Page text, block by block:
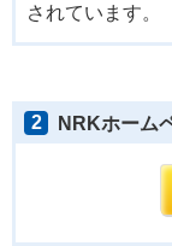
されています。
2 NRKホーム